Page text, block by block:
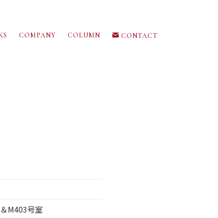
COMPANY COLUMN CONTACT
M403号室